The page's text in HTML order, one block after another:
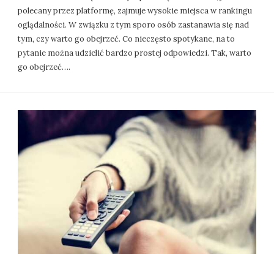
polecany przez platformę, zajmuje wysokie miejsca w rankingu
oglądalności. W związku z tym sporo osób zastanawia się nad
tym, czy warto go obejrzeć. Co nieczęsto spotykane, na to
pytanie można udzielić bardzo prostej odpowiedzi. Tak, warto
go obejrzeć….